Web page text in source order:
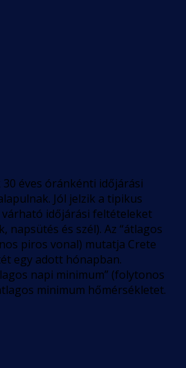
éves óránkénti időjárási
Jól jelzik a tipikus
időjárási feltételeket
napsütés és szél). Az “átlagos
piros vonal) mutatja Crete
egy adott hónapban.
napi minimum” (folytonos
minimum hőmérsékletet.